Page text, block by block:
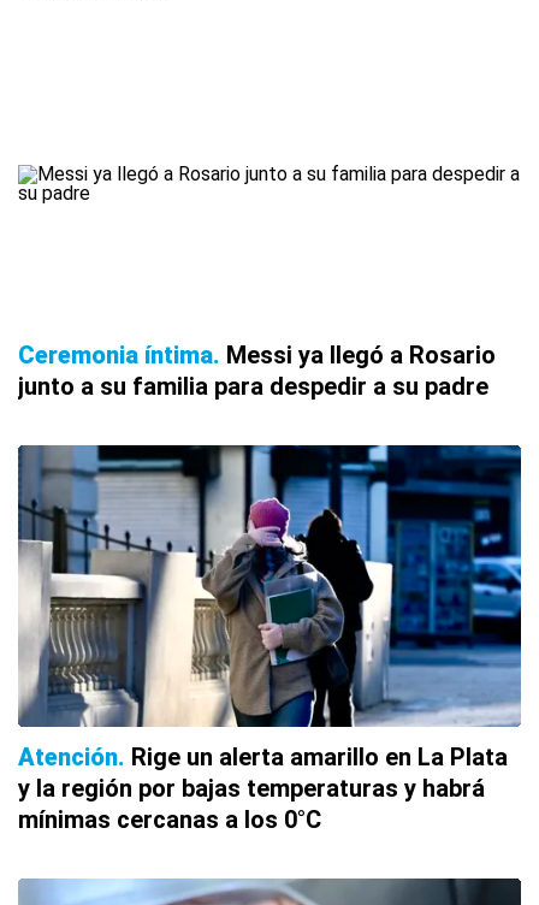
Ceremonia íntima Messi ya llegó a Rosario
junto a su familia para despedir a su padre
Atención Rige un alerta amarillo en La Plata
y la región por bajas temperaturas y habrá
mínimas cercanas a los 0°C